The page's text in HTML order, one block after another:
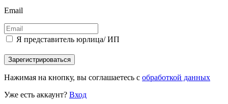
Email
Я представитель юрлица/ ИП
Зарегистрироваться
Нажимая на кнопку, вы соглашаетесь с обработкой данных
Уже есть аккаунт? Вход